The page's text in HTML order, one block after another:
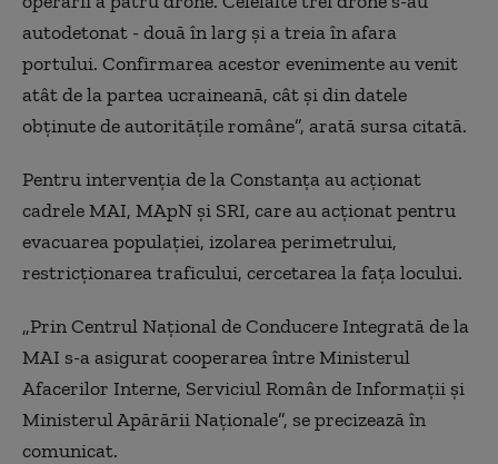
autodetonat - două în larg şi a treia în afara
portului. Confirmarea acestor evenimente au venit
atât de la partea ucraineană, cât şi din datele
obţinute de autorităţile române”, arată sursa citată.
Pentru intervenţia de la Constanţa au acţionat
cadrele MAI, MApN şi SRI, care au acţionat pentru
evacuarea populaţiei, izolarea perimetrului,
restricţionarea traficului, cercetarea la faţa locului.
„Prin Centrul Naţional de Conducere Integrată de la
MAI s-a asigurat cooperarea între Ministerul
Afacerilor Interne, Serviciul Român de Informaţii şi
Ministerul Apărării Naţionale”, se precizează în
comunicat.